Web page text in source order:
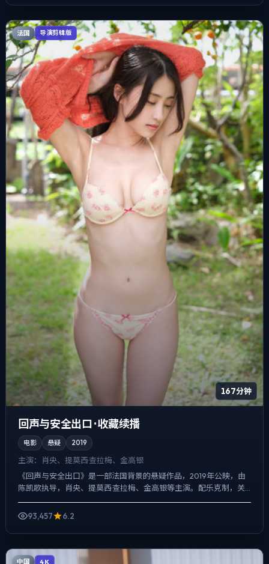
法国 导演剪辑版
167分钟
回声与安全出口 · 收藏续播
电影 悬疑 2019
主演：
肖央、提莫西·查拉梅、金高银
《回声与安全出口》是一部法国背景的悬疑作品，2019年公映，由
陈凯歌执导，肖央、提莫西·查拉梅、金高银等主演。配乐克制，关
键场面反而以环境声托情绪，一场意外成为切口，牵出家庭、...
93,457
6.2
中国 4K